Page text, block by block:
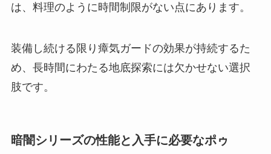
は、料理のように時間制限がない点にあります。
装備し続ける限り瘴気ガードの効果が持続するた
め、長時間にわたる地底探索には欠かせない選択
肢です。
暗闇シリーズの性能と入手に必要なポゥ